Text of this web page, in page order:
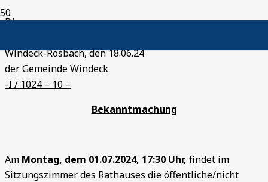
Die
Windeck-Rosbach, den 18.06.24
der Gemeinde Windeck
-I / 1024 – 10 –
Bekanntmachung
Am Montag, dem 01.07.2024, 17:30 Uhr, findet im
Sitzungszimmer des Rathauses die öffentliche/nicht